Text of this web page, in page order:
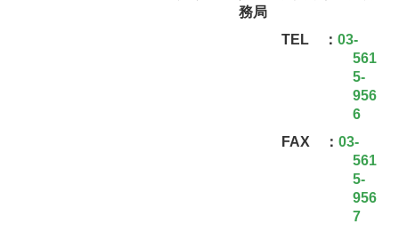
務局
TEL ： 03-
561
5-
956
6
FAX ： 03-
561
5-
956
7